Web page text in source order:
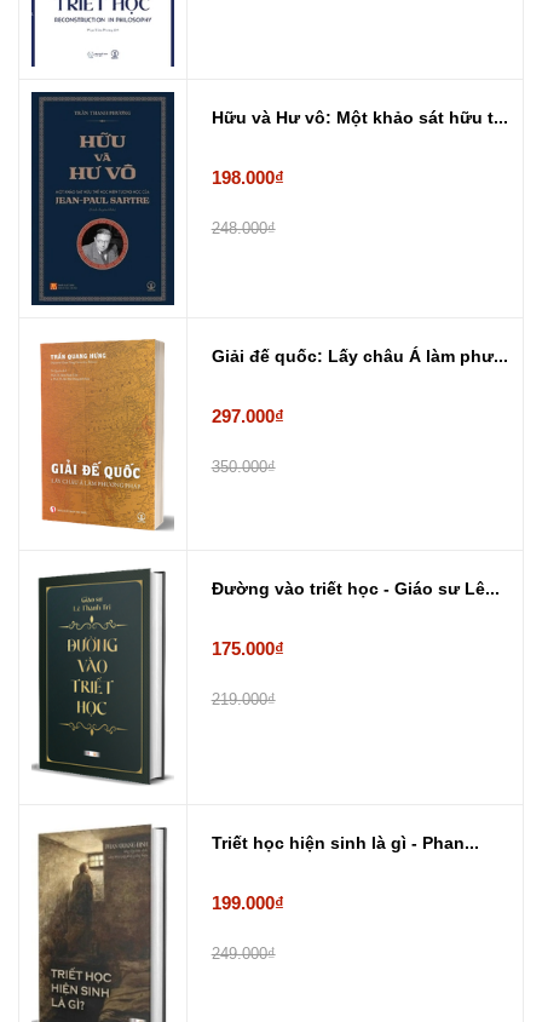
Hữu và Hư vô: Một khảo sát hữu t...
198.000₫
248.000₫
Giải đế quốc: Lấy châu Á làm phư...
297.000₫
350.000₫
Đường vào triết học - Giáo sư Lê...
175.000₫
219.000₫
Triết học hiện sinh là gì - Phan...
199.000₫
249.000₫